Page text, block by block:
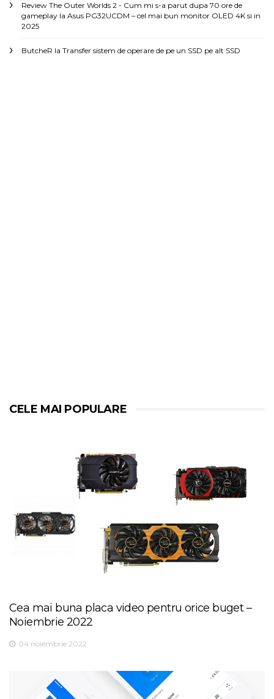
Review The Outer Worlds 2 - Cum mi s-a parut dupa 70 ore de
gameplay la Asus PG32UCDM – cel mai bun monitor OLED 4K si in
2025
ButcheR la Transfer sistem de operare de pe un SSD pe alt SSD
CELE MAI POPULARE
Cea mai buna placa video pentru orice buget –
Noiembrie 2022
04 noiembrie 2022